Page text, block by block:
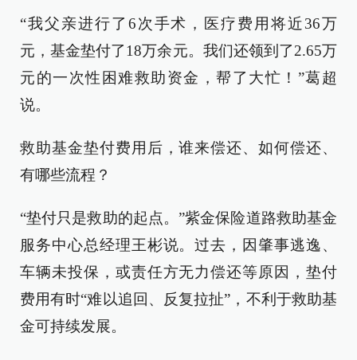
“我父亲进行了6次手术，医疗费用将近36万
元，基金垫付了18万余元。我们还领到了2.65万
元的一次性困难救助资金，帮了大忙！”葛超
说。
救助基金垫付费用后，谁来偿还、如何偿还、
有哪些流程？
“垫付只是救助的起点。”紫金保险道路救助基金
服务中心总经理王彬说。过去，因肇事逃逸、
车辆未投保，或责任方无力偿还等原因，垫付
费用有时“难以追回、反复拉扯”，不利于救助基
金可持续发展。